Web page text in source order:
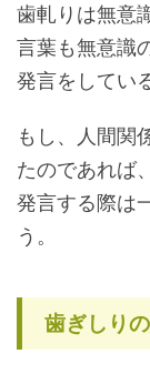
歯軋りは無意
言葉も無意識
発言をしてい
もし、人間関
たのであれば
発言する際は
う。
歯ぎしり